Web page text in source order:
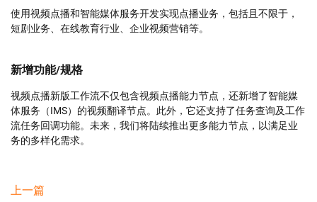
使用视频点播和智能媒体服务开发实现点播业务，包括且不限于，
短剧业务、在线教育行业、企业视频营销等。
新增功能/规格
视频点播新版工作流不仅包含视频点播能力节点，还新增了智能媒
体服务（IMS）的视频翻译节点。此外，它还支持了任务查询及工作
流任务回调功能。未来，我们将陆续推出更多能力节点，以满足业
务的多样化需求。
上一篇